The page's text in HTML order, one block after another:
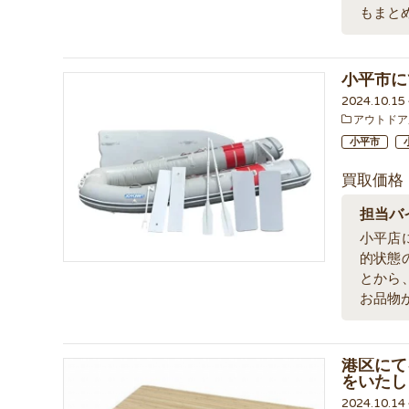
もまと
小平市
2024.10.15
アウトド
小平市
買取価格
担当バ
小平店
的状態
とから
お品物
港区に
をいた
2024.10.14